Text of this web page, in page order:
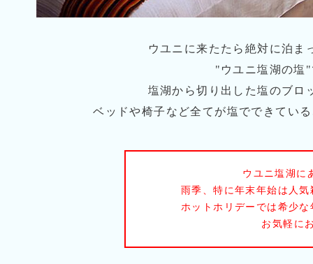
ウユニに来たたら絶対に泊ま
"ウユニ塩湖の塩
塩湖から切り出した塩のブロ
ベッドや椅子など全てが塩でできてい
ウユニ塩湖に
雨季、特に年末年始は人
ホットホリデーでは希少
お気軽に